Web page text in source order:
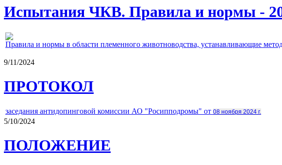
Испытания ЧКВ. Правила и нормы -
Правила и нормы в области племенного животноводства, устанавливающие
9/11/2024
ПРОТОКОЛ
заседания антидопинговой комиссии АО "Росипподромы" от 08 ноября 2024 г.
5/10/2024
ПОЛОЖЕНИЕ